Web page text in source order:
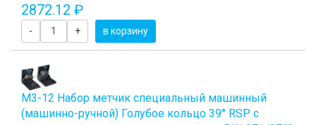
2872.12 ₽
- + в корзину
М3-12 Набор метчик специальный машинный
(машинно-ручной) Голубое кольцо 39° RSP с